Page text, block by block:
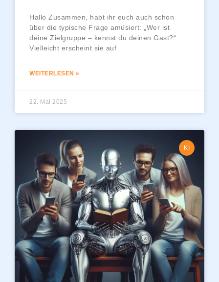
Hallo Zusammen, habt ihr euch auch schon
über die typische Frage amüsiert: „Wer ist
deine Zielgruppe – kennst du deinen Gast?“
Vielleicht erscheint sie auf
WEITERLESEN »
22. Mai 2025
KI